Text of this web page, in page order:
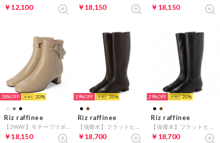
￥12,100 ￥18,150 ￥18,150
28% 20
Riz raffinee
￥18,150
29% 20
Riz raffinee
￥18,700
29% 20
Riz raffinee
￥18,700